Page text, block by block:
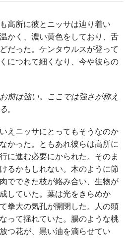
高所に彼とニッサは辿り着い
かく、濃い黄色をしており、舌
だった。ケンタウルスが登って
につれて細くなり、今や彼らの
前は強い。ここでは強さが称え
。
えニッサにとってもそうなのか
かった。ともあれ彼らは高所に
に進む必要にかられた。そのま
るかもしれない。木のように節
でできた枝が絡み合い、生物が
していた。葉は光をきらめか
拳大の気孔が開閉した。人の頭
って揺れていた。腸のような桃
つ花が、黒い油を滴らせてい